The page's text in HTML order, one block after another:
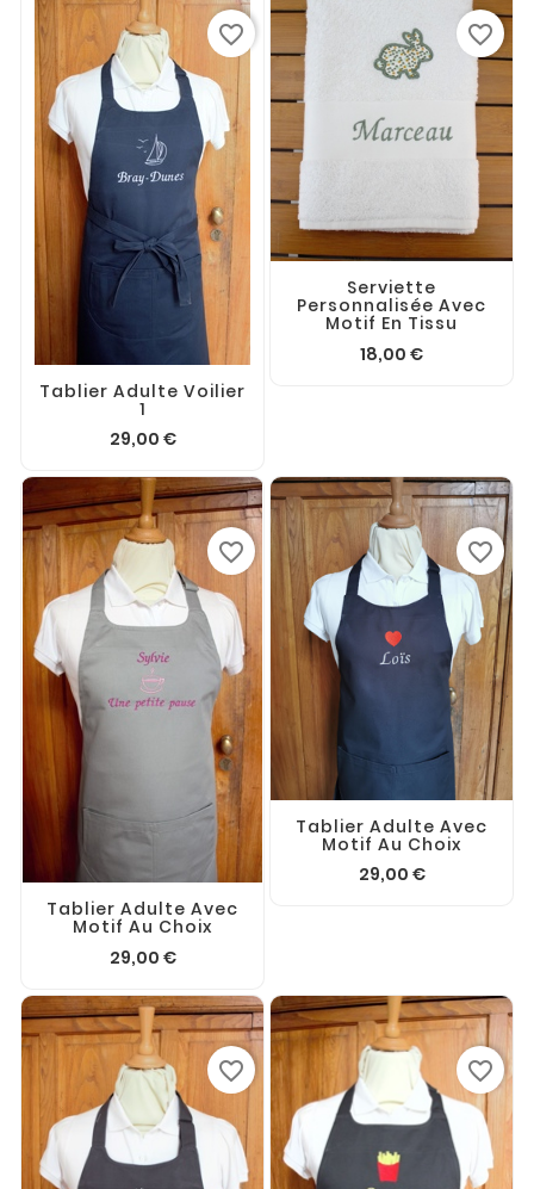
Tablier Adulte Voilier
1
29,00 €
favorite_border
Serviette
Personnalisée Avec
Motif En Tissu
18,00 €
favorite_border
Tablier Adulte Avec
Motif Au Choix
29,00 €
favorite_border
Tablier Adulte Avec
Motif Au Choix
29,00 €
favorite_border
favorite_border favorite_border